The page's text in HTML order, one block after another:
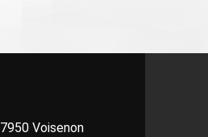
Voisenon